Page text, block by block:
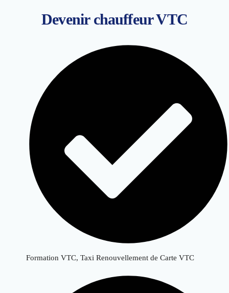
Devenir chauffeur VTC
Formation VTC, Taxi Renouvellement de Carte VTC